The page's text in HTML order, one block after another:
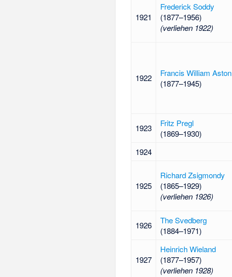
1921
Frederick Soddy
(1877–1956)
(verliehen 1922)
1922
Francis William Aston
(1877–1945)
1923
Fritz Pregl
(1869–1930)
1924
1925
Richard Zsigmondy
(1865–1929)
(verliehen 1926)
1926
The Svedberg
(1884–1971)
1927
Heinrich Wieland
(1877–1957)
(verliehen 1928)